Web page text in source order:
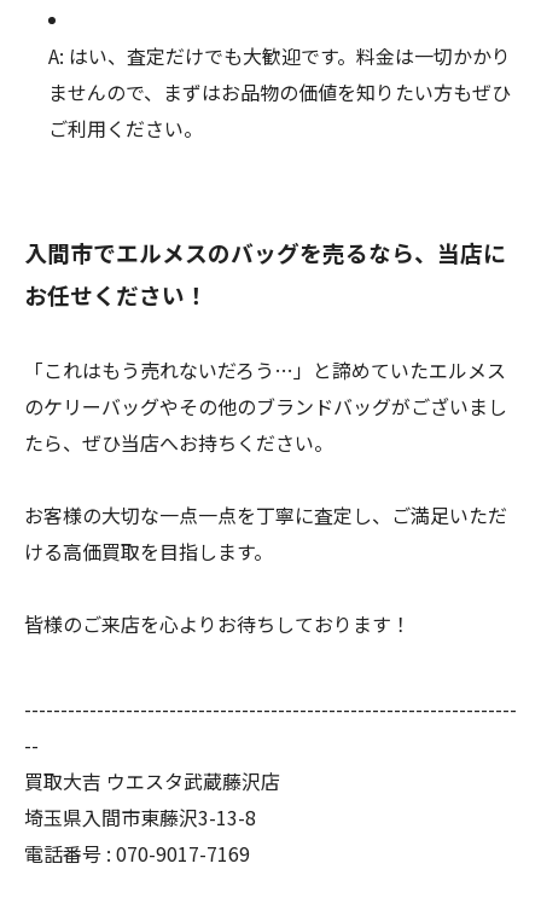
A: はい、査定だけでも大歓迎です。料金は一切かかり
ませんので、まずはお品物の価値を知りたい方もぜひ
ご利用ください。
入間市でエルメスのバッグを売るなら、当店に
お任せください！
「これはもう売れないだろう…」と諦めていたエルメス
のケリーバッグやその他のブランドバッグがございまし
たら、ぜひ当店へお持ちください。
お客様の大切な一点一点を丁寧に査定し、ご満足いただ
ける高価買取を目指します。
皆様のご来店を心よりお待ちしております！
--------------------------------------------------------------------
--
買取大吉 ウエスタ武蔵藤沢店
埼玉県入間市東藤沢3-13-8
電話番号 : 070-9017-7169